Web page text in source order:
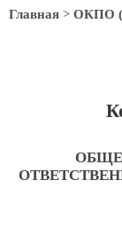
Главная > ОКПО